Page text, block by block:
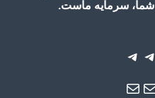
شما، سرمایه ماست.
تلگرامتلگرام
ایمیل